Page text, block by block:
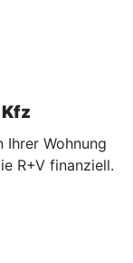
Ihrer Wohnung
R+V finanziell.